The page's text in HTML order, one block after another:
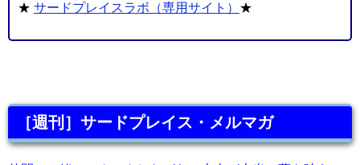
★ サードプレイスラボ（専用サイト） ★
［週刊］サードプレイス・メルマガ